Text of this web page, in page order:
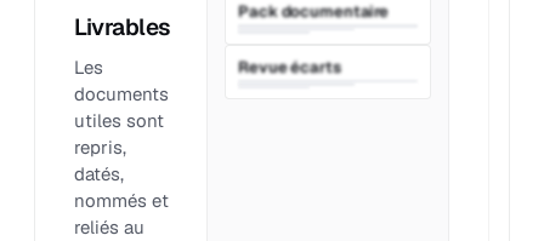
Livrables
Les
documents
utiles sont
repris,
datés,
nommés et
reliés au
Pack documentaire
Revue écarts